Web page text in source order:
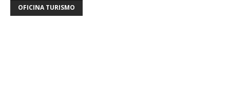
OFICINA TURISMO